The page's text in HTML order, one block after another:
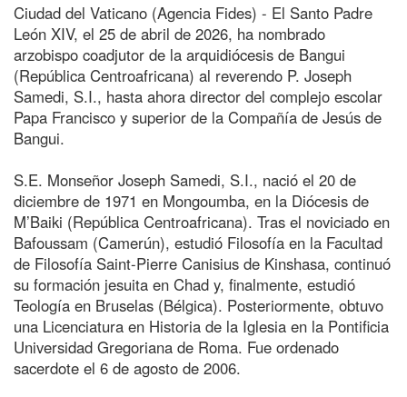
Ciudad del Vaticano (Agencia Fides) - El Santo Padre
León XIV, el 25 de abril de 2026, ha nombrado
arzobispo coadjutor de la arquidiócesis de Bangui
(República Centroafricana) al reverendo P. Joseph
Samedi, S.I., hasta ahora director del complejo escolar
Papa Francisco y superior de la Compañía de Jesús de
Bangui.
S.E. Monseñor Joseph Samedi, S.I., nació el 20 de
diciembre de 1971 en Mongoumba, en la Diócesis de
M’Baiki (República Centroafricana). Tras el noviciado en
Bafoussam (Camerún), estudió Filosofía en la Facultad
de Filosofía Saint-Pierre Canisius de Kinshasa, continuó
su formación jesuita en Chad y, finalmente, estudió
Teología en Bruselas (Bélgica). Posteriormente, obtuvo
una Licenciatura en Historia de la Iglesia en la Pontificia
Universidad Gregoriana de Roma. Fue ordenado
sacerdote el 6 de agosto de 2006.